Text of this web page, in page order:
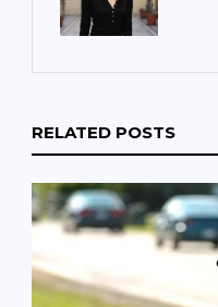
RELATED POSTS